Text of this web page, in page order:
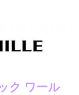
ク ワール